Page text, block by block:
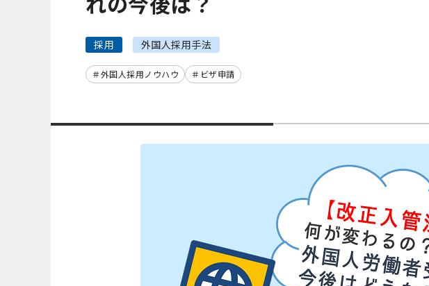
採用 外国人採用手法
外国人採用ノウハウ ビザ申請